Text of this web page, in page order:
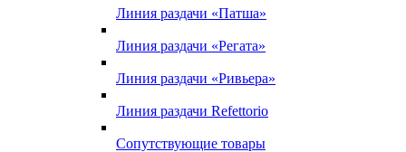
Линия раздачи «Патша»
Линия раздачи «Регата»
Линия раздачи «Ривьера»
Линия раздачи Refettorio
Сопутствующие товары